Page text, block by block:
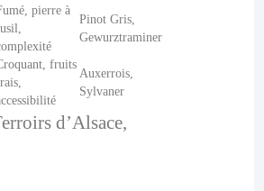
pierre à
Pinot Gris,
Gewurztraminer
fruits
Auxerrois,
Sylvaner
d’Alsace,